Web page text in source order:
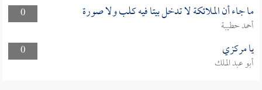
0
ما جاء أن الملائكة لا تدخل بيتا فيه كلب ولا صورة
أحمد حطيبة
0
يا مركزي
أبو عبد الملك